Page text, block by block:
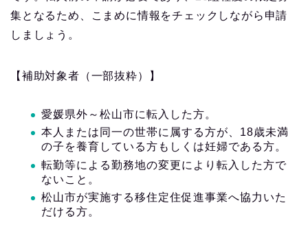
集となるため、こまめに情報をチェックしながら申請
しましょう。
【補助対象者（一部抜粋）】
愛媛県外～松山市に転入した方。
本人または同一の世帯に属する方が、18歳未満
の子を養育している方もしくは妊婦である方。
転勤等による勤務地の変更により転入した方で
ないこと。
松山市が実施する移住定住促進事業へ協力いた
だける方。